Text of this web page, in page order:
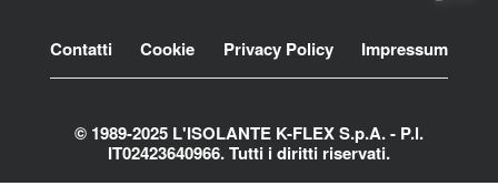
Footer
Contatti Cookie Privacy Policy Impressum
© 1989-2025 L'ISOLANTE K-FLEX S.p.A. - P.l.
IT02423640966. Tutti i diritti riservati.